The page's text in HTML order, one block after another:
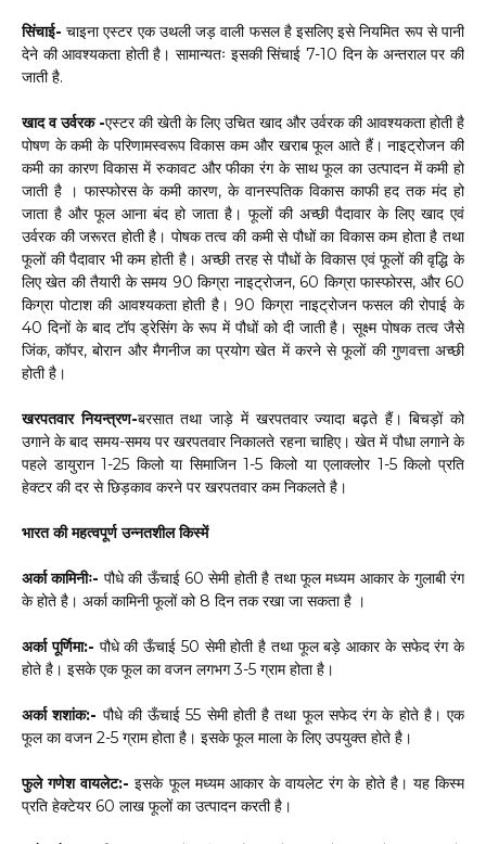
सिंचाई-चाइना एस्टर एक उथली जड़ वाली फसल है इसलिए इसे नियमित रूप से पानी
देने की आवश्यकता होती है। सामान्यतः इसकी सिंचाई 7-10 दिन के अन्तराल पर की
जाती है.
खाद व उर्वरक -एस्टर की खेती के लिए उचित खाद और उर्वरक की आवश्यकता होती है
पोषण के कमी के परिणामस्वरूप विकास कम और खराब फूल आते हैं। नाइट्रोजन की
कमी का कारण विकास में रुकावट और फीका रंग के साथ फूल का उत्पादन में कमी हो
जाती है । फास्फोरस के कमी कारण, के वानस्पतिक विकास काफी हद तक मंद हो
जाता है और फूल आना बंद हो जाता है। फूलों की अच्छी पैदावार के लिए खाद एवं
उर्वरक की जरूरत होती है। पोषक तत्व की कमी से पौधों का विकास कम होता है तथा
फूलों की पैदावार भी कम होती है। अच्छी तरह से पौधों के विकास एवं फूलों की वृद्धि के
लिए खेत की तैयारी के समय 90 किग्रा नाइट्रोजन, 60 किग्रा फास्फोरस, और 60
किग्रा पोटाश की आवश्यकता होती है। 90 किग्रा नाइट्रोजन फसल की रोपाई के
40 दिनों के बाद टॉप ड्रेसिंग के रूप में पौधों को दी जाती है। सूक्ष्म पोषक तत्व जैसे
जिंक, कॉपर, बोरान और मैगनीज का प्रयोग खेत में करने से फूलों की गुणवत्ता अच्छी
होती है।
खरपतवार नियन्त्रण-बरसात तथा जाड़े में खरपतवार ज्यादा बढ़ते हैं। बिचड़ों को
उगाने के बाद समय-समय पर खरपतवार निकालते रहना चाहिए। खेत में पौधा लगाने के
पहले डायुरान 1-25 किलो या सिमाजिन 1-5 किलो या एलाक्लोर 1-5 किलो प्रति
हेक्टर की दर से छिड़काव करने पर खरपतवार कम निकलते है।
भारत की महत्वपूर्ण उन्नतशील किस्में
अर्का कामिनीः- पौधे की ऊँचाई 60 सेमी होती है तथा फूल मध्यम आकार के गुलाबी रंग
के होते है। अर्का कामिनी फूलों को 8 दिन तक रखा जा सकता है ।
अर्का पूर्णिमा:- पौधे की ऊँचाई 50 सेमी होती है तथा फूल बड़े आकार के सफेद रंग के
होते है। इसके एक फूल का वजन लगभग 3-5 ग्राम होता है।
अर्का शशांक:- पौधे की ऊँचाई 55 सेमी होती है तथा फूल सफेद रंग के होते है। एक
फूल का वजन 2-5 ग्राम होता है। इसके फूल माला के लिए उपयुक्त होते है।
फुले गणेश वायलेट:-इसके फूल मध्यम आकार के वायलेट रंग के होते है। यह किस्म
प्रति हेक्टेयर 60 लाख फूलों का उत्पादन करती है।